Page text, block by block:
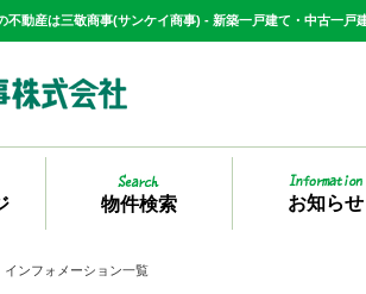
物件検索 お知らせ
インフォメーション一覧